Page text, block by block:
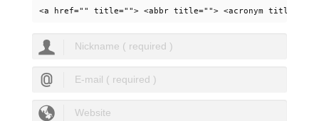
<a href="" title=""> <abbr title=""> <acronym title="">